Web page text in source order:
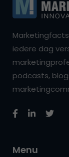
iedere dag
podcasts,
Menu